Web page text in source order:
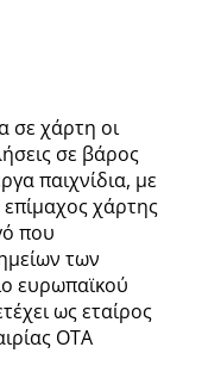
σε χάρτη οι
σε βάρος
παιχνίδια, με
χάρτης
που
των
ευρωπαϊκού
ως εταίρος
ΟΤΑ